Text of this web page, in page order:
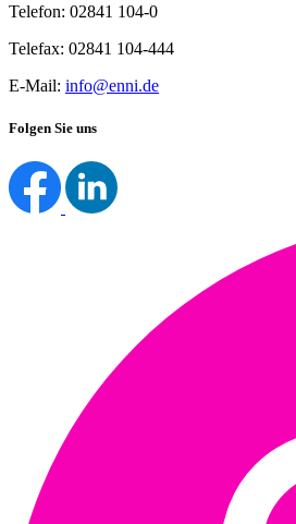
Telefon: 02841 104-0
Telefax: 02841 104-444
E-Mail: info@enni.de
Folgen Sie uns